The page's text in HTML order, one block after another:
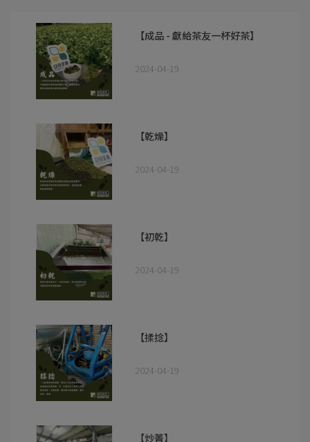
【成品 - 獻給茶友一杯好茶】
2024-04-19
【乾燥】
2024-04-19
【初乾】
2024-04-19
【揉捻】
2024-04-19
【炒菁】